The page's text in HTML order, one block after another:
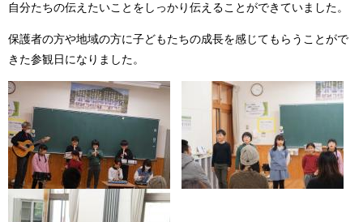
自分たちの伝えたいことをしっかり伝えることができていました。
保護者の方や地域の方に子どもたちの成長を感じてもらうことがで
きた参観日になりました。